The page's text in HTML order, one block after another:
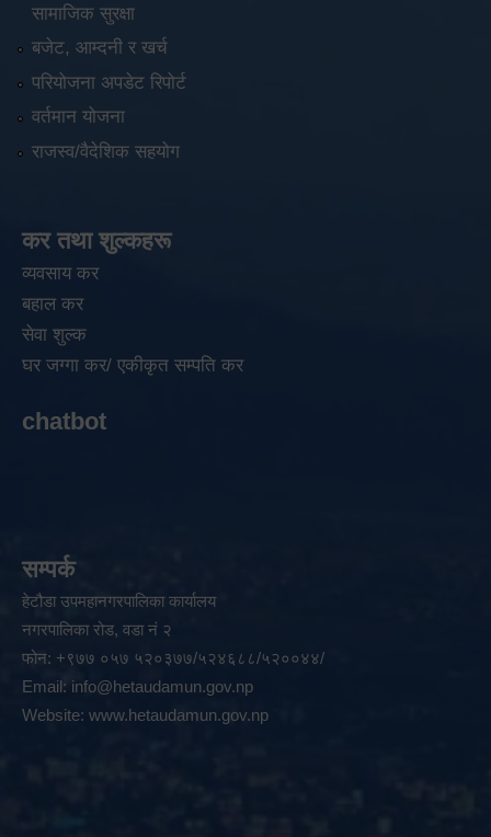
सामाजिक सुरक्षा
बजेट, आम्दनी र खर्च
परियोजना अपडेट रिपोर्ट
वर्तमान योजना
राजस्व/वैदेशिक सहयोग
कर तथा शुल्कहरू
व्यवसाय कर
बहाल कर
सेवा शुल्क
घर जग्गा कर/ एकीकृत सम्पति कर
chatbot
सम्पर्क
हेटौडा उपमहानगरपालिका कार्यालय
नगरपालिका रोड, वडा नं २
फोन: +९७७ ०५७ ५२०३७७/५२४६८८/५२००४४/
Email: info@hetaudamun.gov.np
Website: www.hetaudamun.gov.np